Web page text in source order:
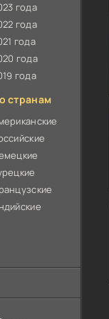
года
года
года
года
года
странам